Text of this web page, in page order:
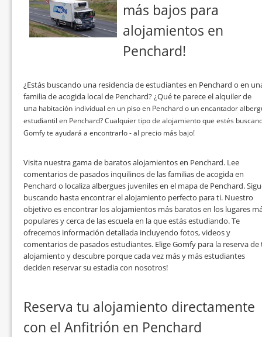
más bajos para
alojamientos en
Penchard!
¿Estás buscando una residencia de estudiantes en Penchard o en
familia de acogida local de Penchard? ¿Qué te parece el alquiler de
una habitación individual en un piso en Penchard o un encantador
estudiantil en Penchard? Cualquier tipo de alojamiento que estés
Gomfy te ayudará a encontrarlo - al precio más bajo!
Visita nuestra gama de baratos alojamientos en Penchard. Lee
comentarios de pasados inquilinos de las familias de acogida en
Penchard o localiza albergues juveniles en el mapa de Penchard.
buscando hasta encontrar el alojamiento perfecto para ti. Nuestro
objetivo es encontrar los alojamientos más baratos en los lugares
populares y cerca de las escuela en la que estás estudiando. Te
ofrecemos información detallada incluyendo fotos, videos y
comentarios de pasados estudiantes. Elige Gomfy para la reserva de
alojamiento y descubre porque cada vez más y más estudiantes
deciden reservar su estadia con nosotros!
Reserva tu alojamiento directamente
con el Anfitrión en Penchard